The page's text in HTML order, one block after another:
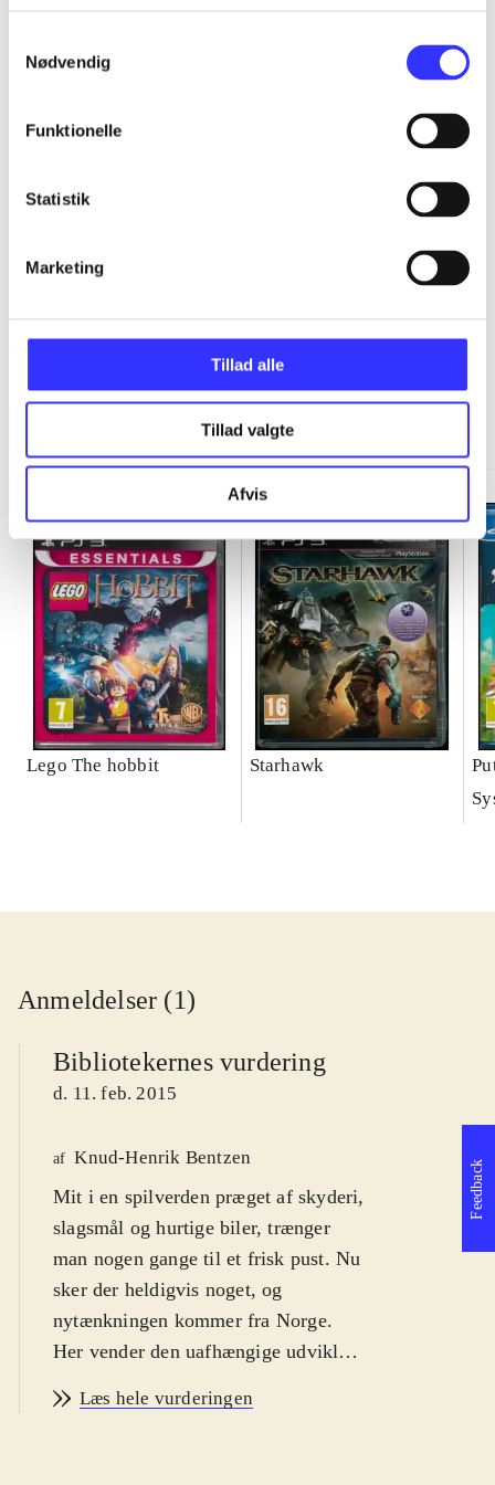
Nødvendig
Funktionelle
Statistik
Marketing
Tillad alle
Tillad valgte
Afvis
Minder om
Lego The hobbit Starhawk
Anmeldelser (1)
Bibliotekernes vurdering
d. 11. feb. 2015
af Knud-Henrik Bentzen
Mit i en spilverden præget af skyderi,
slagsmål og hurtige biler, trænger
man nogen gange til et frisk pust. Nu
sker der heldigvis noget, og
nytænkningen kommer fra Norge.
Her vender den uafhængige udvikler
platformsgenren. For voksne
Læs hele vurderingen
Feedback